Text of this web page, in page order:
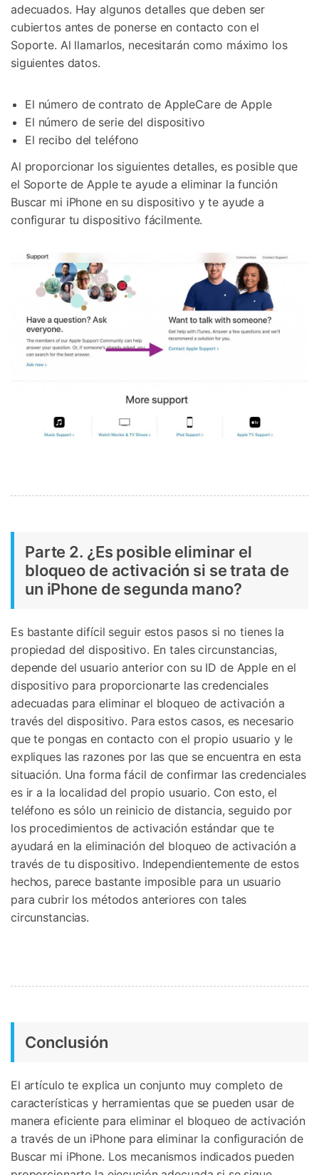
adecuados. Hay algunos detalles que deben ser
cubiertos antes de ponerse en contacto con el
Soporte. Al llamarlos, necesitarán como máximo los
siguientes datos.
El número de contrato de AppleCare de Apple
El número de serie del dispositivo
El recibo del teléfono
Al proporcionar los siguientes detalles, es posible que
el Soporte de Apple te ayude a eliminar la función
Buscar mi iPhone en su dispositivo y te ayude a
configurar tu dispositivo fácilmente.
Parte 2. ¿Es posible eliminar el
bloqueo de activación si se trata de
un iPhone de segunda mano?
Es bastante difícil seguir estos pasos si no tienes la
propiedad del dispositivo. En tales circunstancias,
depende del usuario anterior con su ID de Apple en el
dispositivo para proporcionarte las credenciales
adecuadas para eliminar el bloqueo de activación a
través del dispositivo. Para estos casos, es necesario
que te pongas en contacto con el propio usuario y le
expliques las razones por las que se encuentra en esta
situación. Una forma fácil de confirmar las credenciales
es ir a la localidad del propio usuario. Con esto, el
teléfono es sólo un reinicio de distancia, seguido por
los procedimientos de activación estándar que te
ayudará en la eliminación del bloqueo de activación a
través de tu dispositivo. Independientemente de estos
hechos, parece bastante imposible para un usuario
para cubrir los métodos anteriores con tales
circunstancias.
Conclusión
El artículo te explica un conjunto muy completo de
características y herramientas que se pueden usar de
manera eficiente para eliminar el bloqueo de activación
a través de un iPhone para eliminar la configuración de
Buscar mi iPhone. Los mecanismos indicados pueden